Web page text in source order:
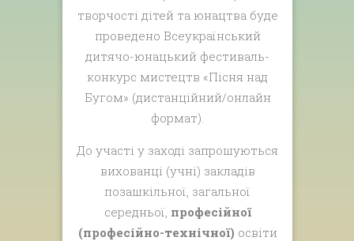
творчості дітей та юнацтва буде
проведено Всеукраїнський
дитячо-юнацький фестиваль-
конкурс мистецтв «Пісня над
Бугом» (дистанційний/онлайн
формат).
До участі у заході запрошуються
вихованці (учні) закладів
позашкільної, загальної
середньої, професійної
(професійно-технічної) освіти